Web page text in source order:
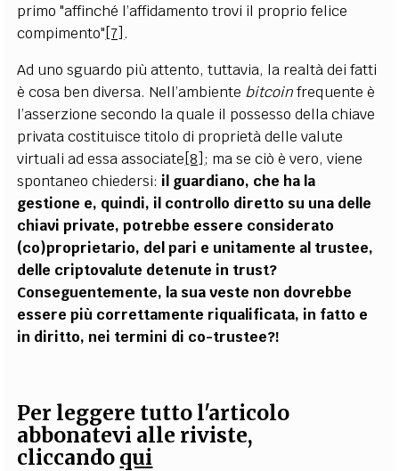
primo "affinché l’affidamento trovi il proprio felice
compimento"[7] .
Ad uno sguardo più attento, tuttavia, la realtà dei fatti
è cosa ben diversa. Nell’ambiente bitcoinfrequente è
l’asserzione secondo la quale il possesso della chiave
privata costituisce titolo di proprietà delle valute
virtuali ad essa associate[8] ; ma se ciò è vero, viene
spontaneo chiedersi: il guardiano, che ha la
gestione e, quindi, il controllo diretto su una delle
chiavi private, potrebbe essere considerato
(co)proprietario, del pari e unitamente al trustee,
delle criptovalute detenute in trust?
Conseguentemente, la sua veste non dovrebbe
essere più correttamente riqualificata, in fatto e
in diritto, nei termini di co-trustee?!
Per leggere tutto l'articolo
abbonatevi alle riviste,
cliccando qui